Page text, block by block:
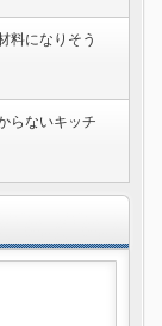
料になりそう
らないキッチ